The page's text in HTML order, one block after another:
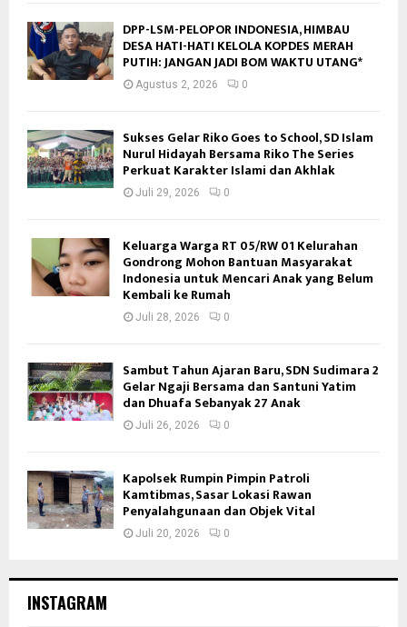
DPP-LSM-PELOPOR INDONESIA, HIMBAU
DESA HATI-HATI KELOLA KOPDES MERAH
PUTIH: JANGAN JADI BOM WAKTU UTANG*
Agustus 2, 2026 0
Sukses Gelar Riko Goes to School, SD Islam
Nurul Hidayah Bersama Riko The Series
Perkuat Karakter Islami dan Akhlak
Juli 29, 2026 0
Keluarga Warga RT 05/RW 01 Kelurahan
Gondrong Mohon Bantuan Masyarakat
Indonesia untuk Mencari Anak yang Belum
Kembali ke Rumah
Juli 28, 2026 0
Sambut Tahun Ajaran Baru, SDN Sudimara 2
Gelar Ngaji Bersama dan Santuni Yatim
dan Dhuafa Sebanyak 27 Anak
Juli 26, 2026 0
Kapolsek Rumpin Pimpin Patroli
Kamtibmas, Sasar Lokasi Rawan
Penyalahgunaan dan Objek Vital
Juli 20, 2026 0
INSTAGRAM